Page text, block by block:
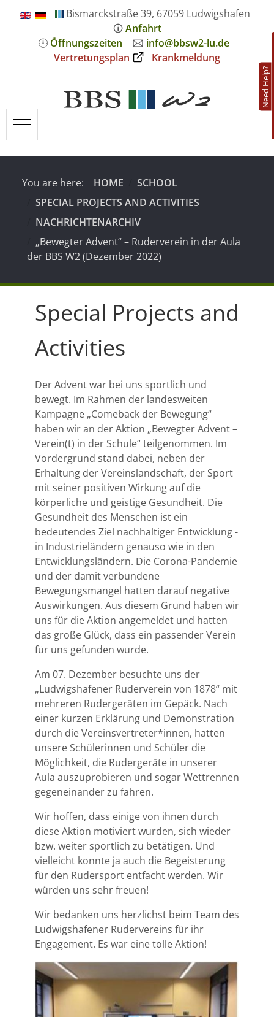
Bismarckstraße 39, 67059 Ludwigshafen
🛈Anfahrt
🕛 Öffnungszeiten 🖂 info@bbsw2-lu.de
Vertretungsplan
Krankmeldung
Need Help?
Mobile Menu Toggle
You are here: HOME
SCHOOL
SPECIAL PROJECTS AND ACTIVITIES
NACHRICHTENARCHIV
„Bewegter Advent“ – Ruderverein in der Aula
der BBS W2 (Dezember 2022)
Special Projects and
Activities
Der Advent war bei uns sportlich und
bewegt. Im Rahmen der landesweiten
Kampagne „Comeback der Bewegung“
haben wir an der Aktion „Bewegter Advent –
Verein(t) in der Schule“ teilgenommen. Im
Vordergrund stand dabei, neben der
Erhaltung der Vereinslandschaft, der Sport
mit seiner positiven Wirkung auf die
körperliche und geistige Gesundheit. Die
Gesundheit des Menschen ist ein
bedeutendes Ziel nachhaltiger Entwicklung -
in Industrieländern genauso wie in den
Entwicklungsländern. Die Corona-Pandemie
und der damit verbundene
Bewegungsmangel hatten darauf negative
Auswirkungen. Aus diesem Grund haben wir
uns für die Aktion angemeldet und hatten
das große Glück, dass ein passender Verein
für uns gefunden wurde.
Am 07. Dezember besuchte uns der
„Ludwigshafener Ruderverein von 1878“ mit
mehreren Rudergeräten im Gepäck. Nach
einer kurzen Erklärung und Demonstration
durch die Vereinsvertreter*innen, hatten
unsere Schülerinnen und Schüler die
Möglichkeit, die Rudergeräte in unserer
Aula auszuprobieren und sogar Wettrennen
gegeneinander zu fahren.
Wir hoffen, dass einige von ihnen durch
diese Aktion motiviert wurden, sich wieder
bzw. weiter sportlich zu betätigen. Und
vielleicht konnte ja auch die Begeisterung
für den Rudersport entfacht werden. Wir
würden uns sehr freuen!
Wir bedanken uns herzlichst beim Team des
Ludwigshafener Rudervereins für ihr
Engagement. Es war eine tolle Aktion!